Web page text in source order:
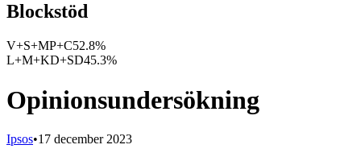
Blockstöd
V+S+MP+C52.8%
L+M+KD+SD45.3%
Opinionsundersökning
Ipsos•17 december 2023